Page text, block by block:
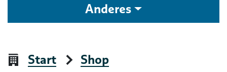
Anderes
Start
Shop